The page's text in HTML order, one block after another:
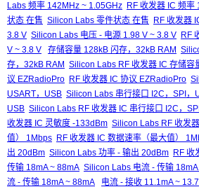
Labs 频率 142MHz ~ 1.05GHz RF 收发器 IC 频
状态 在售 Silicon Labs 零件状态 在售 RF 收发器
3.8 V Silicon Labs 电压 - 电源 1.98 V ~ 3.8 V RF
V ~ 3.8 V
存储容量 128kB 闪存，32kB RAM
存，32kB RAM Silicon Labs RF 收发器 IC 存储容
议 EZRadioPro RF 收发器 IC 协议 EZRadioPro
USART，USB Silicon Labs 串行接口 I2C，SPI，
USB Silicon Labs RF 收发器 IC 串行接口 I2C，
收发器 IC 灵敏度 -133dBm Silicon Labs RF 收发
值） 1Mbps RF 收发器 IC 数据速率（最大值）
出 20dBm Silicon Labs 功率 - 输出 20dBm RF 收
传输 18mA ~ 88mA Silicon Labs 电流 - 传输
流 - 传输 18mA ~ 88mA
电流 - 接收 11.1mA ~